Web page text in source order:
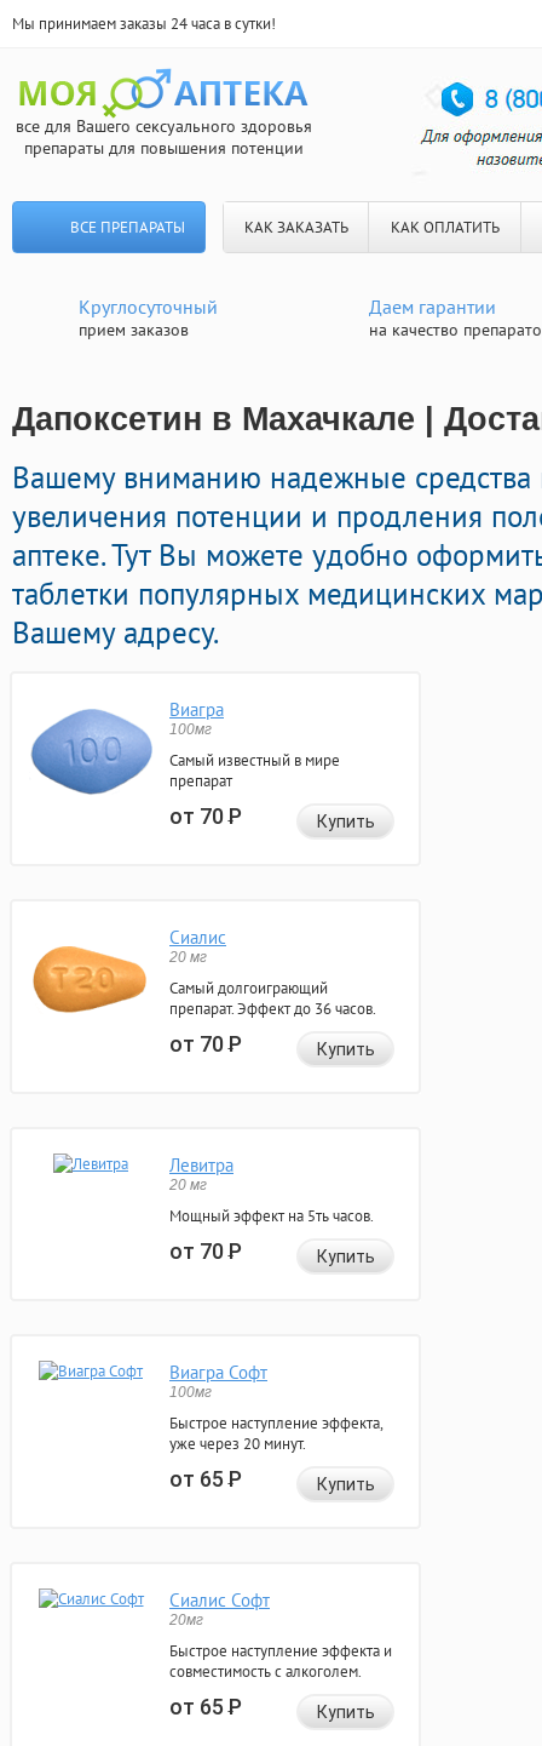
Мы принимаем заказы 24 часа в сутки!
все для Вашего сексуального здоровья
препараты для повышения потенции
ВСЕ ПРЕПАРАТЫ КАК ЗАКАЗАТЬ КАК ОПЛАТИТЬ
Круглосуточный
прием заказов
Даем гарантии
на качество
Дапоксетин в Махачкале |
Вашему вниманию надежные средства
увеличения потенции и продления
аптеке. Тут Вы можете удобно
таблетки популярных медицинских
Вашему адресу.
Виагра
100мг
Самый известный в мире
препарат
от 70Р Купить
Сиалис
20 мг
Самый долгоиграющий
препарат. Эффект до 36 часов.
от 70Р Купить
Левитра
20 мг
Мощный эффект на 5ть часов.
от 70Р Купить
Виагра Софт
100мг
Быстрое наступление эффекта,
уже через 20 минут.
от 65Р Купить
Сиалис Софт
20мг
Быстрое наступление эффекта и
совместимость с алкоголем.
от 65Р Купить